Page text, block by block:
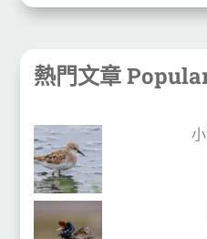
熱門文章